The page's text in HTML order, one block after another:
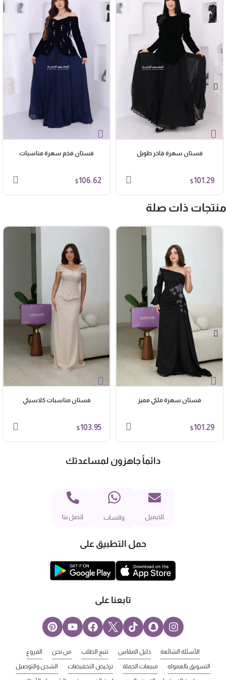
فستان سهرة فاخر طويل
$101.29
فستان فخم سهرة مناسبات
$106.62
ذات صلة
فستان سهرة ملكي مميز
$101.29
فستان مناسبات كلاسيكي
$103.95
دائماً جاهزون لمساعدتك
الايميل واتساب اتصل بنا
حمل التطبيق على
تابعنا على
الأسئلة الشائعة دليل المقاس تتبع الطلب من نحن الفروع
التسويق بالعموله مبيعات الجملة ترخيص التخفيضات الشحن والتوصيل